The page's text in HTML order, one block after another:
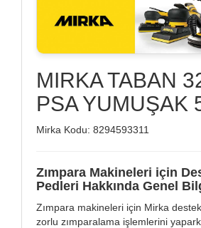
MIRKA TABAN
PSA YUMUŞAK
Mirka Kodu: 8294593311
Zımpara Makineleri için
Pedleri Hakkında Genel
Zımpara makineleri için Mirka
zorlu zımparalama işlemlerini